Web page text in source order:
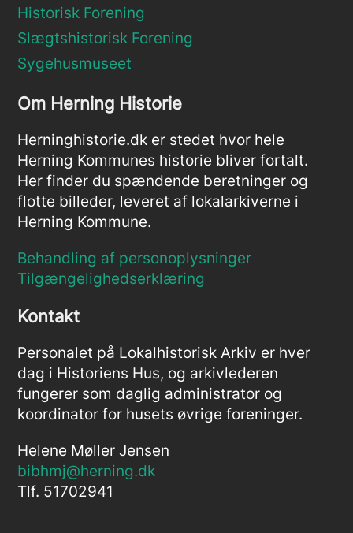
Historisk Forening
Slægtshistorisk Forening
Sygehusmuseet
Om Herning Historie
Herninghistorie.dk er stedet hvor hele
Herning Kommunes historie bliver fortalt.
Her finder du spændende beretninger og
flotte billeder, leveret af lokalarkiverne i
Herning Kommune.
Behandling af personoplysninger
Tilgængelighedserklæring
Kontakt
Personalet på Lokalhistorisk Arkiv er hver
dag i Historiens Hus, og arkivlederen
fungerer som daglig administrator og
koordinator for husets øvrige foreninger.
Helene Møller Jensen
bibhmj@herning.dk
Tlf. 51702941